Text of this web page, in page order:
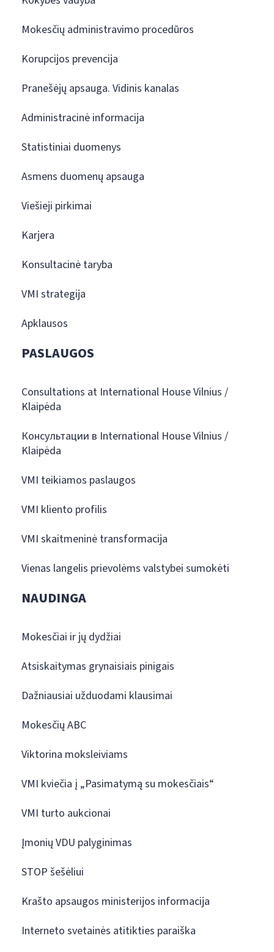
Mokesčių administravimo procedūros
Korupcijos prevencija
Pranešėjų apsauga. Vidinis kanalas
Administracinė informacija
Statistiniai duomenys
Asmens duomenų apsauga
Viešieji pirkimai
Karjera
Konsultacinė taryba
VMI strategija
Apklausos
PASLAUGOS
Consultations at International House Vilnius /
Klaipėda
Консультации в International House Vilnius /
Klaipėda
VMI teikiamos paslaugos
VMI kliento profilis
VMI skaitmeninė transformacija
Vienas langelis prievolėms valstybei sumokėti
NAUDINGA
Mokesčiai ir jų dydžiai
Atsiskaitymas grynaisiais pinigais
Dažniausiai užduodami klausimai
Mokesčių ABC
Viktorina moksleiviams
VMI kviečia į „Pasimatymą su mokesčiais“
VMI turto aukcionai
Įmonių VDU palyginimas
STOP šešėliui
Krašto apsaugos ministerijos informacija
Interneto svetainės atitikties paraiška